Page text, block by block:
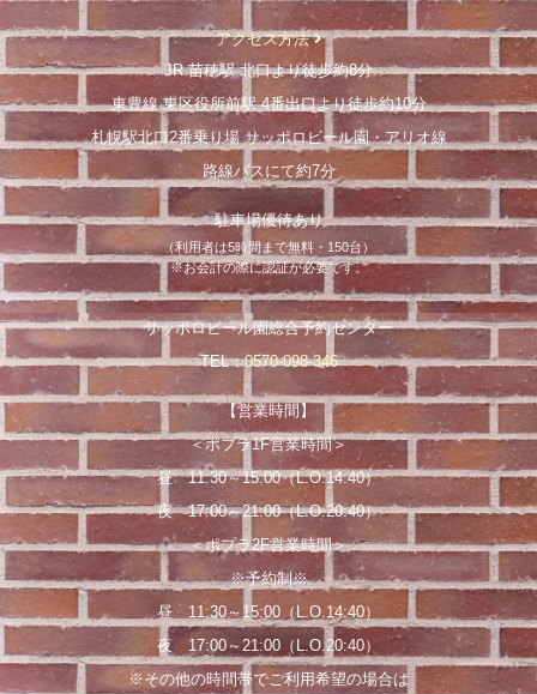
アクセス方法
JR 苗穂駅 北口より徒歩約8分
東豊線 東区役所前駅 4番出口より徒歩約10分
札幌駅北口2番乗り場 サッポロビール園・アリオ線
路線バスにて約7分
駐車場優待あり
（利用者は5時間まで無料・150台）
※お会計の際に認証が必要です。
サッポロビール園総合予約センター
TEL：0570-098-346
【営業時間】
＜ポプラ1F営業時間＞
昼 11:30～15:00（L.O.14:40）
夜 17:00～21:00（L.O.20:40）
＜ポプラ2F営業時間＞
※予約制※
昼 11:30～15:00（L.O.14:40）
夜 17:00～21:00（L.O.20:40）
※その他の時間帯でご利用希望の場合は